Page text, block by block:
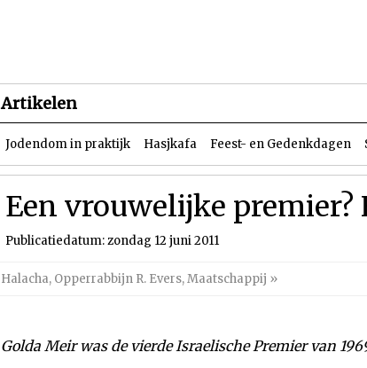
Artikelen
Jodendom in praktijk Hasjkafa Feest- en Gedenkdagen
Een vrouwelijke
Publicatiedatum: zondag 12 juni 2011
Halacha, Opperrabbijn R. Evers,Maatschappij »
Golda Meir was de vierde Israelische Premier van